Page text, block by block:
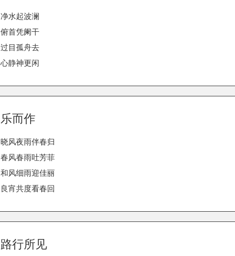
净水起波澜
俯首凭阑干
过目孤舟去
心静神更闲
乐而作
晓风夜雨伴春归
春风春雨吐芳菲
和风细雨迎佳丽
良宵共度看春回
路行所见